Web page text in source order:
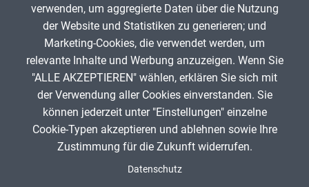
3 STRATEACHY
Seitennummerierung
Aktuelle
Seite
1 Seite
2 Seite
3 Seite
4
Nächste
Seite
›
Letzte
Seite
»
ANZEIGE
Spenden
Impressum
verwenden, um aggregierte Daten über die Nutzung
der Website und Statistiken zu generieren; und
Marketing-Cookies, die verwendet werden, um
relevante Inhalte und Werbung anzuzeigen. Wenn Sie
"ALLE AKZEPTIEREN" wählen, erklären Sie sich mit
der Verwendung aller Cookies einverstanden. Sie
können jederzeit unter "Einstellungen" einzelne
Cookie-Typen akzeptieren und ablehnen sowie Ihre
Zustimmung für die Zukunft widerrufen.
Datenschutz